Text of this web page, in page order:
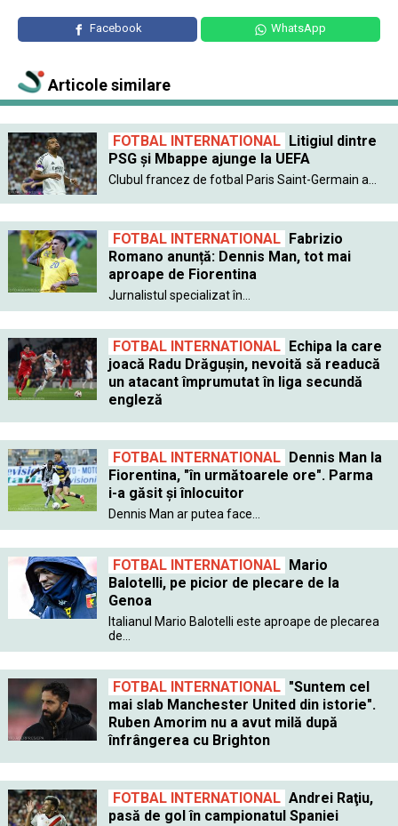
Facebook WhatsApp
Articole similare
FOTBAL INTERNATIONAL
Litigiul dintre
PSG şi Mbappe ajunge la UEFA
Clubul francez de fotbal Paris Saint-Germain a...
FOTBAL INTERNATIONAL
Fabrizio
Romano anunță: Dennis Man, tot mai
aproape de Fiorentina
Jurnalistul specializat în...
FOTBAL INTERNATIONAL
Echipa la care
joacă Radu Drăgușin, nevoită să readucă
un atacant împrumutat în liga secundă
engleză
FOTBAL INTERNATIONAL
Dennis Man la
Fiorentina, "în următoarele ore". Parma
i-a găsit şi înlocuitor
Dennis Man ar putea face...
FOTBAL INTERNATIONAL
Mario
Balotelli, pe picior de plecare de la
Genoa
Italianul Mario Balotelli este aproape de plecarea
de...
FOTBAL INTERNATIONAL "Suntem cel
mai slab Manchester United din istorie".
Ruben Amorim nu a avut milă după
înfrângerea cu Brighton
FOTBAL INTERNATIONAL Andrei Raţiu,
pasă de gol în campionatul Spaniei